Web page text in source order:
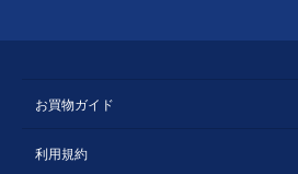
お買物ガイド
利用規約